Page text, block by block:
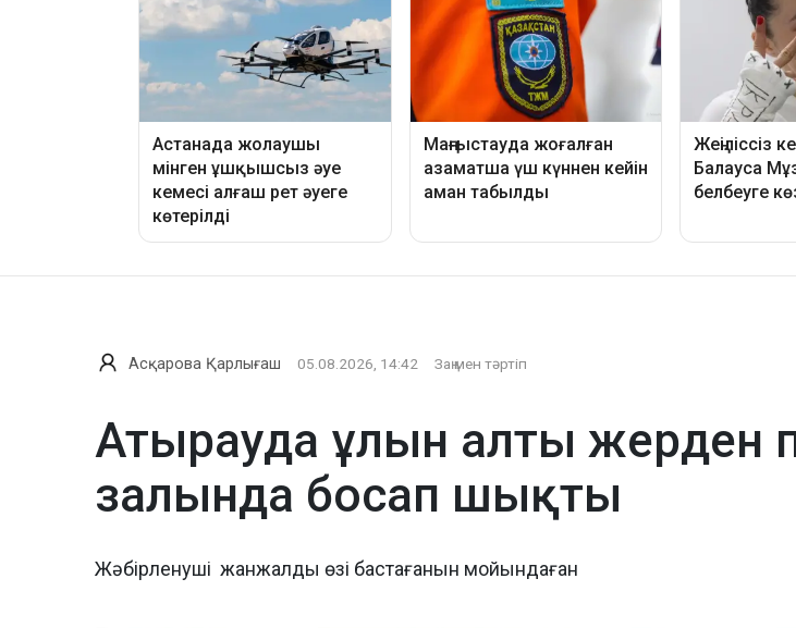
Асқарова Қарлығаш 05.08.2026, 14:42 Заң мен тәртіп
Атырауда ұлын алты жерден
залында босап шықты
Жәбірленуші жанжалды өзі бастағанын мойындаған